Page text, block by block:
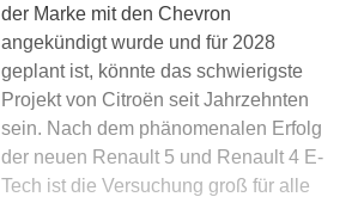
der Marke mit den Chevron
angekündigt wurde und für 2028
geplant ist, könnte das schwierigste
Projekt von Citroën seit Jahrzehnten
sein. Nach dem phänomenalen Erfolg
der neuen Renault 5 und Renault 4 E-
Tech ist die Versuchung groß für alle